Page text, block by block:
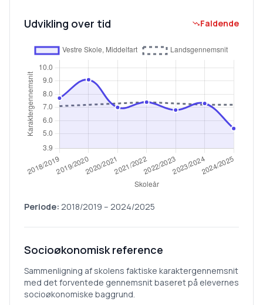
Udvikling over tid Faldende
Periode: 2018/2019 – 2024/2025
Socioøkonomisk reference
Sammenligning af skolens faktiske karaktergennemsnit
med det forventede gennemsnit baseret på elevernes
socioøkonomiske baggrund.